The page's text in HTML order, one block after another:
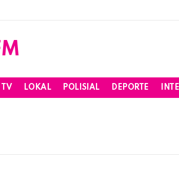
TV LOKAL POLISIAL DEPORTE